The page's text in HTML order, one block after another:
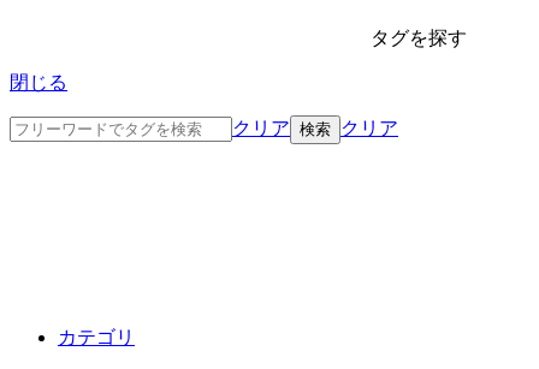
タグを探す
閉じる
クリア クリア
カテゴリ